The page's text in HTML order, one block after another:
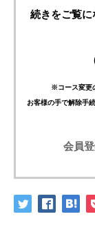
続きをご覧に
※コース変更
お客様の手で解除手
会員